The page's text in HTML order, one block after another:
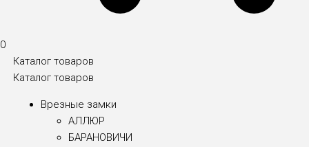
0
Каталог товаров
Каталог товаров
Врезные замки
АЛЛЮР
БАРАНОВИЧИ